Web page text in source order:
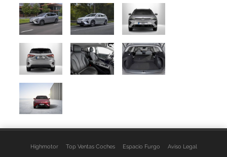
Highmotor Top Ventas Coches Espacio Furgo Aviso Legal